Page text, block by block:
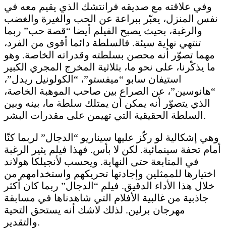
وفي علاقته مع صديقه فرانتشك الذي يقيم معه في
نفس المنزل، يعبّر ببراعة عن الحب والغيرة والغضب
والرغبة، بحيث يصبح الفيلم أيضا “قصة حب” ربما
تنتهي نهاية سيئة. فالسلطة دائما أقوى من الفرد،
مهما تصوّر أنه محصن بسلطته وقدراته الخاصة. وهو
ما يذكّرنا، على نحو ما، بثلاثية المخرج المجري الكبير
استيفان سابو “ميفستو”، “الكولونيل ريدل”،
“هانوسين”، عن الصراع بين صاحب الموهبة الخاصة،
الذي يتصوّر أنه يمكن أن يمتلك سلطة ما، بينه وبين
السلطة الحقيقية التي تهيمن على مقدرات البشر.
وهي إشكالية لو ركّز عليها سيناريو “الدجال” لربما كنّا
أمام تحفة سينمائية. لكن لا بأس. فهذا فيلم يثير الرغبة
في المتابعة حتى النهاية. ويحسب لأنجيلكا هولاند
اختيارها للممثلين وإجادتها تحريكهم واستخدامهم من
خلال هذا الأداء الدقيق. فيلم “الدجال” ربما كان أكثر
جاذبية من غالبية الأفلام التي شاهدناها في مسابقة
مهرجان برلين. لذلك لاشك أنه يستحق التحية
والتقدير.